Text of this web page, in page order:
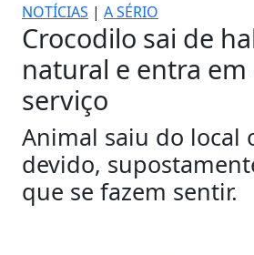
NOTÍCIAS | A SÉRIO
Crocodilo sai de
natural e entra em
serviço
Animal saiu do local
devido,
que se fazem sentir.